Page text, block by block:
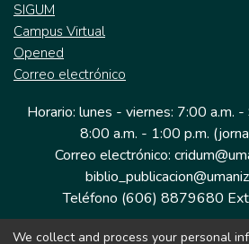
SIGUM
Campus Virtual
Opened
Correo electrónico
Horario: lunes - viernes: 7:00 a.m.
8:00 a.m. - 1:00 p.m.
Correo electrónico:
Teléfono (606) 8879680
We collect and process your personal